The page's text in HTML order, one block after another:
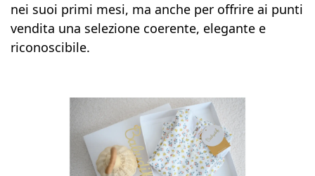
nei suoi primi mesi, ma anche per offrire ai punti
vendita una selezione coerente, elegante e
riconoscibile.